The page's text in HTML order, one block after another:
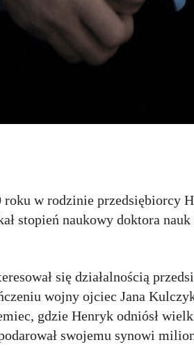
roku w rodzinie przedsiębiorcy
stopień naukowy doktora
się działalnością
wojny ojciec Jana
gdzie Henryk odniósł
swojemu synowi